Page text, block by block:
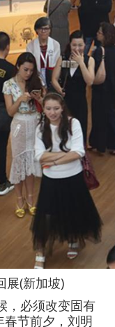
展(新加坡)
，必须改变固有
节前夕，刘明